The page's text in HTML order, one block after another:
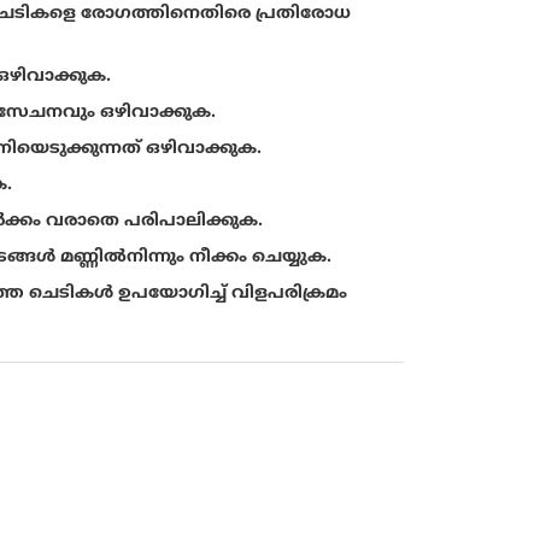
രോഗത്തിനെതിരെ പ്രതിരോധ
ഒഴിവാക്കുക.
ഒഴിവാക്കുക.
വരാതെ പരിപാലിക്കുക.
മണ്ണിൽനിന്നും നീക്കം ചെയ്യുക.
ഉപയോഗിച്ച് വിളപരിക്രമം